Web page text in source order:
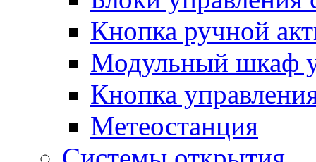
Кнопка ручной
Модульный шкаф
Кнопка
Метеостанция